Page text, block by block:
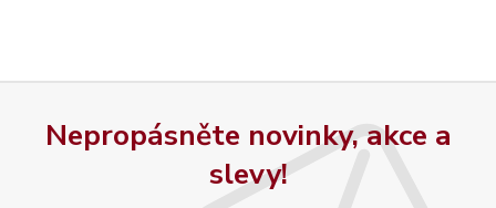
Nepropásněte novinky, akce a
slevy!